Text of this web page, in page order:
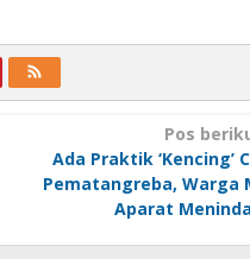
Pos
Ada Praktik ‘Kencing’
Pematangreba, Warga
Aparat